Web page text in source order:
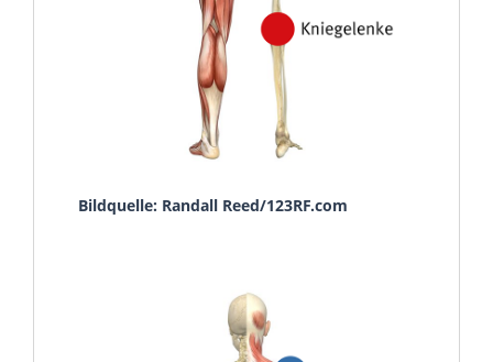
Bildquelle: Randall Reed/123RF.com